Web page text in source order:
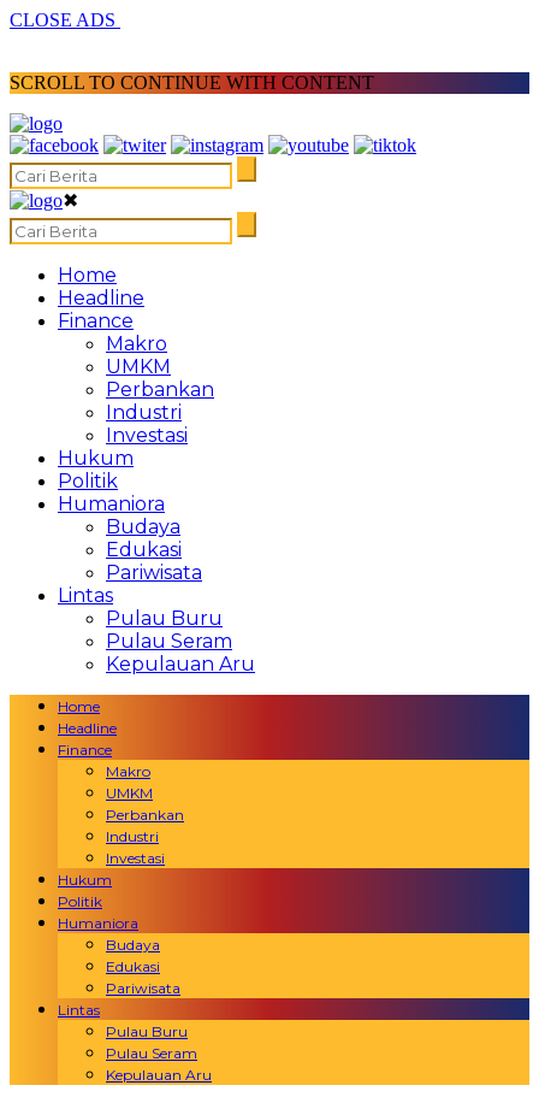
CLOSE ADS
SCROLL TO CONTINUE WITH CONTENT
✖
Home
Headline
Finance
Makro
UMKM
Perbankan
Industri
Investasi
Hukum
Politik
Humaniora
Budaya
Edukasi
Pariwisata
Lintas
Pulau Buru
Pulau Seram
Kepulauan Aru
Home
Headline
Finance
Makro
UMKM
Perbankan
Industri
Investasi
Hukum
Politik
Humaniora
Budaya
Edukasi
Pariwisata
Lintas
Pulau Buru
Pulau Seram
Kepulauan Aru